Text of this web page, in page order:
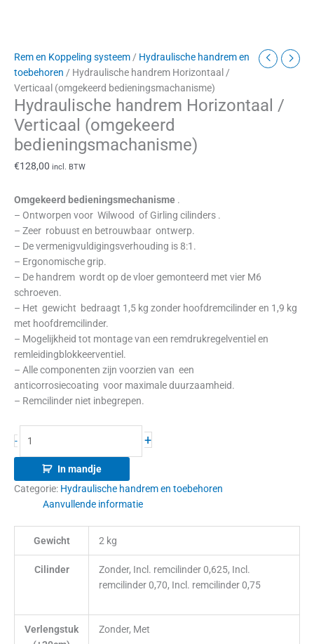
Rem en Koppeling systeem/ Hydraulische handrem en
toebehoren / Hydraulische handrem Horizontaal /
Verticaal (omgekeerd bedieningsmachanisme)
Hydraulische handrem Horizontaal /
Verticaal (omgekeerd
bedieningsmachanisme)
€128,00 incl. BTW
Omgekeerd bedieningsmechanisme .
– Ontworpen voor Wilwood of Girling cilinders .
– Zeer robuust en betrouwbaar ontwerp.
– De vermenigvuldigingsverhouding is 8:1.
– Ergonomische grip.
– De handrem wordt op de vloer gemonteerd met vier M6
schroeven.
– Het gewicht bedraagt ​​1,5 kg zonder hoofdremcilinder en 1,9 kg
met hoofdremcilinder.
– Mogelijkheid tot montage van een remdrukregelventiel en
remleidingblokkeerventiel.
– Alle componenten zijn voorzien van een
anticorrosiecoating voor maximale duurzaamheid.
– Remcilinder niet inbegrepen.
- +
In mandje
Categorie: Hydraulische handrem en toebehoren
Aanvullende informatie
Gewicht 2 kg
Cilinder
Zonder, Incl. remcilinder 0,625, Incl.
remcilinder 0,70, Incl. remcilinder 0,75
Verlengstuk
Zonder, Met